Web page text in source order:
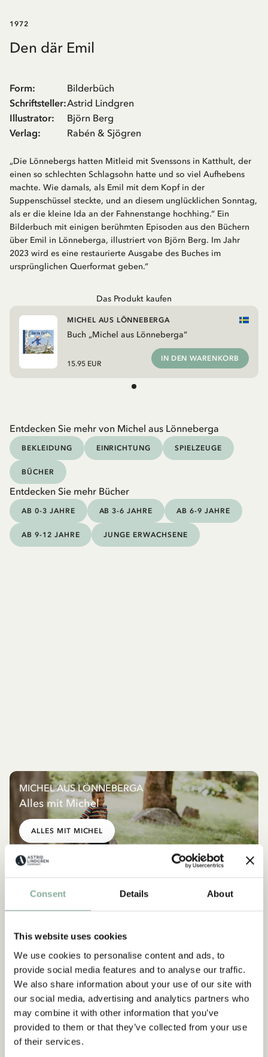
Consent Details About
This website uses cookies
We use cookies to personalise content and ads, to
provide social media features and to analyse our traffic.
We also share information about your use of our site with
our social media, advertising and analytics partners who
may combine it with other information that you’ve
provided to them or that they’ve collected from your use
of their services.
1972
Den där Emil
Form:
Bilderbüch
Schriftsteller:Astrid Lindgren
Illustrator:
Björn Berg
Verlag: Rabén & Sjögren
„Die Lönnebergs hatten Mitleid mit Svenssons in Katthult, der
einen so schlechten Schlagsohn hatte und so viel Aufhebens
machte. Wie damals, als Emil mit dem Kopf in der
Suppenschüssel steckte, und an diesem unglücklichen Sonntag,
als er die kleine Ida an der Fahnenstange hochhing.“ Ein
Bilderbuch mit einigen berühmten Episoden aus den Büchern
über Emil in Lönneberga, illustriert von Björn Berg. Im Jahr
2023 wird es eine restaurierte Ausgabe des Buches im
ursprünglichen Querformat geben.“
Das Produkt kaufen
Buch „Michel aus Lönneberga“
MICHEL AUS LÖNNEBERGA
15.95 EUR
IN DEN WARENKORB
Entdecken Sie mehr von Michel aus Lönneberga
BEKLEIDUNG EINRICHTUNG SPIELZEUGE
BÜCHER
Entdecken Sie mehr Bücher
AB 0-3 JAHRE AB 3-6 JAHRE AB 6-9 JAHRE
AB 9-12 JAHRE JUNGE ERWACHSENE
MICHEL AUS LÖNNEBERGA
Alles mit Michel
ALLES MIT MICHEL
NEU NEU